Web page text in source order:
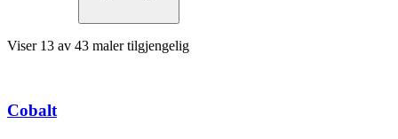
Viser 13 av 43 maler tilgjengelig
Cobalt